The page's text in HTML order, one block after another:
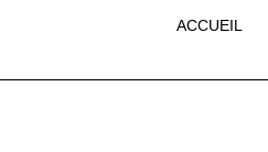
ACCUEIL